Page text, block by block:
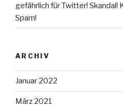
gefährlich für Twitter! Skandal!
Spam!
ARCHIV
Januar 2022
März 2021